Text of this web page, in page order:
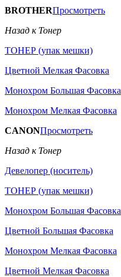
BROTHERПросмотреть
Назад к Тонер
ТОНЕР (упак мешки)
Цветной Мелкая Фасовка
Монохром Большая Фасовка
Монохром Мелкая Фасовка
CANONПросмотреть
Назад к Тонер
Девелопер (носитель)
ТОНЕР (упак мешки)
Монохром Большая Фасовка
Цветной Большая Фасовка
Монохром Мелкая Фасовка
Цветной Мелкая Фасовка